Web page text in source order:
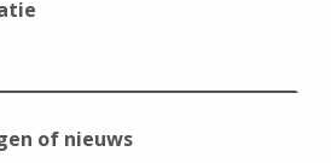
of nieuws